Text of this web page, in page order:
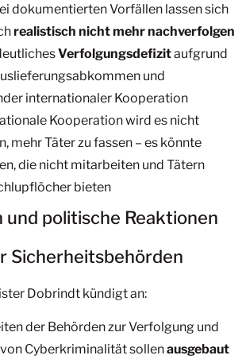
dokumentierten Vorfällen lassen sich
realistisch nicht mehr nachverfolgen
Verfolgungsdefizitaufgrund
und
internationaler Kooperation
Kooperation wird es nicht
mehr Täter zu fassen – es könnte
die nicht mitarbeiten und Tätern
bieten
und politische Reaktionen
Sicherheitsbehörden
Dobrindt kündigt an:
der Behörden zur Verfolgung und
Cyberkriminalität sollenausgebaut